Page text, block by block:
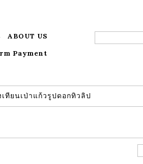
ABOUT US
Payment
เทียนเป่าแก้วรูปดอกทิวลิป